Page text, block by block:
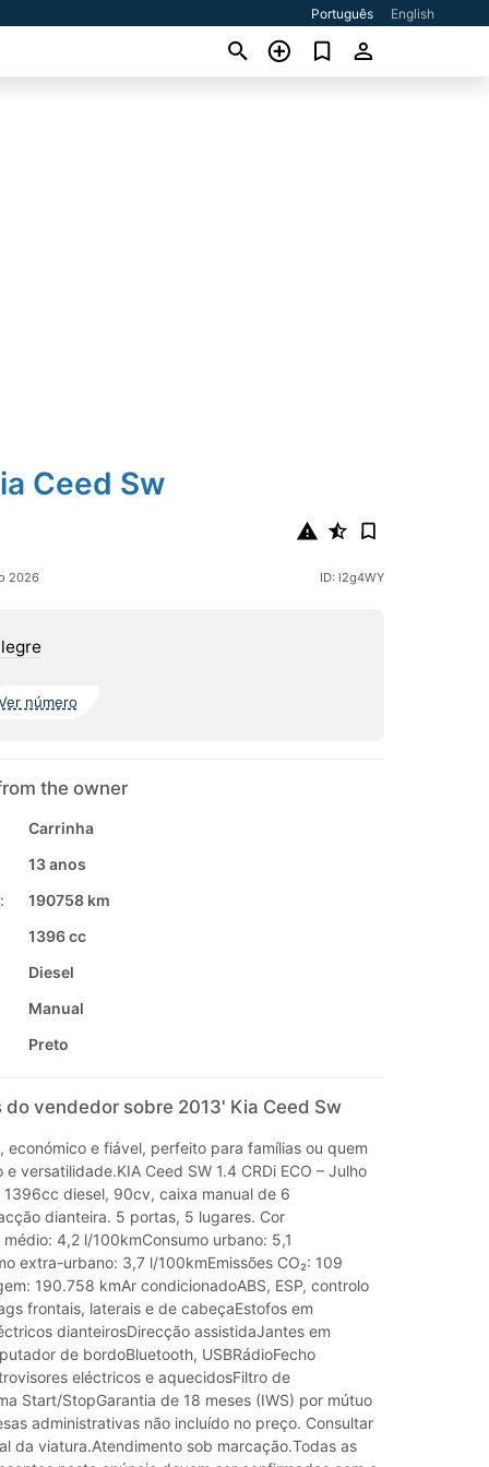
Português English
Ceed Sw
2026 ID: l2g4WY
número
the owner
Carrinha
13 anos
190758 km
1396 cc
Diesel
Manual
Preto
do vendedor sobre 2013' Kia Ceed Sw
económico e fiável, perfeito para famílias ou quem
versatilidade.KIA Ceed SW 1.4 CRDi ECO – Julho
diesel, 90cv, caixa manual de 6
dianteira. 5 portas, 5 lugares. Cor
4,2 l/100kmConsumo urbano: 5,1
extra-urbano: 3,7 l/100kmEmissões CO₂: 109
190.758 kmAr condicionadoABS, ESP, controlo
frontais, laterais e de cabeçaEstofos em
dianteirosDirecção assistidaJantes em
de bordoBluetooth, USBRádioFecho
eléctricos e aquecidosFiltro de
Start/StopGarantia de 18 meses (IWS) por mútuo
administrativas não incluído no preço. Consultar
da viatura.Atendimento sob marcação.Todas as